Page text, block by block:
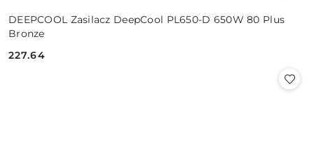
DEEPCOOL Zasilacz DeepCool PL650-D 650W 80 Plus
Bronze
Cena:
227.64